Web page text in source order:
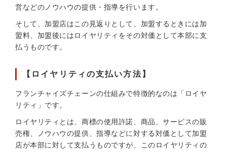
営などのノウハウの提供・指導を行います。
そして、加盟店はこの見返りとして、加盟するときには加
盟料、加盟後にはロイヤリティをその対価として本部に支
払うものです。
【ロイヤリティの支払い方法】
フランチャイズチェーンの仕組みで特徴的なのは「ロイヤ
リティ」です。
ロイヤリティとは、商標の使用許諾、商品、サービスの販
売権、ノウハウの提供、指導などに対する対価として加盟
店が本部に対して支払うものですが、このロイヤリティの